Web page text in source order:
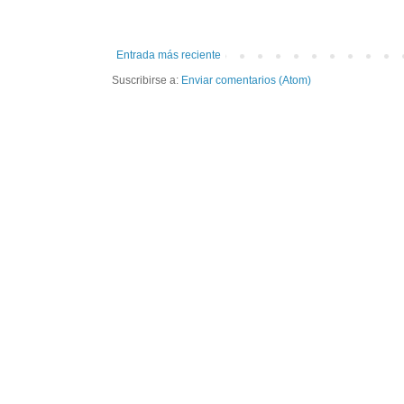
Entrada más reciente
Suscribirse a: Enviar comentarios (Atom)